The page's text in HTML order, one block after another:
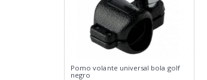
Pomo volante universal bola golf
negro